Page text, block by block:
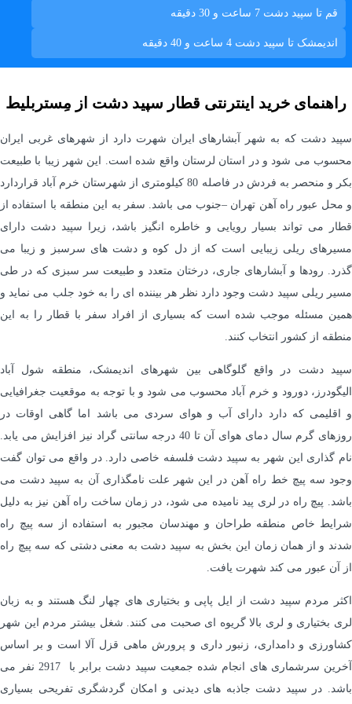
قم تا سپید دشت 7 ساعت و 30 دقیقه
انديمشک تا سپید دشت 4 ساعت و 40 دقیقه
راهنمای خرید اینترنتی قطار سپید دشت از مِستربلیط
سپید دشت که به شهر آبشارهای ایران شهرت دارد از شهرهای غربی ایران
محسوب می شود و در استان لرستان واقع شده است. این شهر زیبا با طبیعت
بکر و منحصر به فردش در فاصله 80 کیلومتری از شهرستان خرم آباد قراردارد
و محل عبور راه آهن تهران –جنوب می باشد. سفر به این منطقه با استفاده از
قطار می تواند بسیار رویایی و خاطره انگیز باشد، زیرا سپید دشت دارای
مسیرهای ریلی زیبایی است که از دل کوه و دشت های سرسبز و زیبا می
گذرد. رودها و آبشارهای جاری، درختان متعدد و طبیعت سر سبزی که در طی
مسیر ریلی سپید دشت وجود دارد نظر هر بیننده ای را به خود جلب می نماید و
همین مسئله موجب شده است که بسیاری از افراد سفر با قطار را به این
منطقه از کشور انتخاب کنند.
سپید دشت در واقع گلوگاهی بین شهرهای اندیمشک، منطقه شول آباد
الیگودرز، دورود و خرم آباد محسوب می شود و با توجه به موقعیت جغرافیایی
و اقلیمی که دارد دارای آب و هوای سردی می باشد اما گاهی اوقات در
روزهای گرم سال دمای هوای آن تا 40 درجه سانتی گراد نیز افزایش می یابد.
نام گذاری این شهر به سپید دشت فلسفه خاصی دارد. در واقع می توان گفت
وجود سه پیچ خط راه آهن در این شهر علت نامگذاری آن به سپید دشت می
باشد. پیچ راه در لری پید نامیده می شود، در زمان ساخت راه آهن نیز به دلیل
شرایط خاص منطقه طراحان و مهندسان مجبور به استفاده از سه پیچ راه
شدند و از همان زمان این بخش به سپید دشت به معنی دشتی که سه پیچ راه
از آن عبور می کند شهرت یافت.
اکثر مردم سپید دشت از ایل پاپی و بختیاری های چهار لنگ هستند و به زبان
لری بختیاری و لری بالا گریوه ای صحبت می کنند. شغل بیشتر مردم این شهر
کشاورزی و دامداری، زنبور داری و پرورش ماهی قزل آلا است و بر اساس
آخرین سرشماری های انجام شده جمعیت سپید دشت برابر با 2917 نفر می
باشد. در سپید دشت جاذبه های دیدنی و امکان گردشگری تفریحی بسیاری